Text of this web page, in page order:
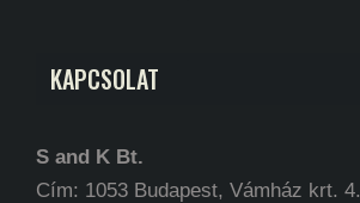
KAPCSOLAT
S and K Bt.
Cím: 1053 Budapest, Vámház krt. 4.